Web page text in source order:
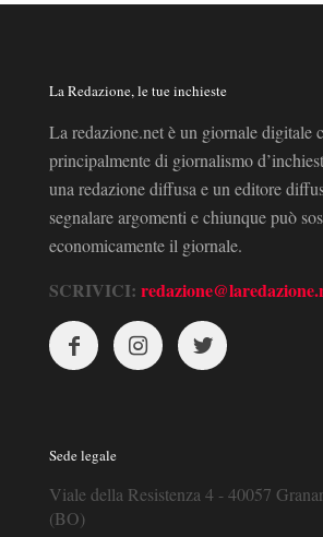
La Redazione, le tue inchieste
La redazione.net è un giornale digitale
principalmente di giornalismo
una redazione diffusa e un editore
segnalare argomenti e chiunque può
economicamente il giornale.
SCRIVICI:
Sede legale
Viale della Resistenza 4 - 40057
(BO)